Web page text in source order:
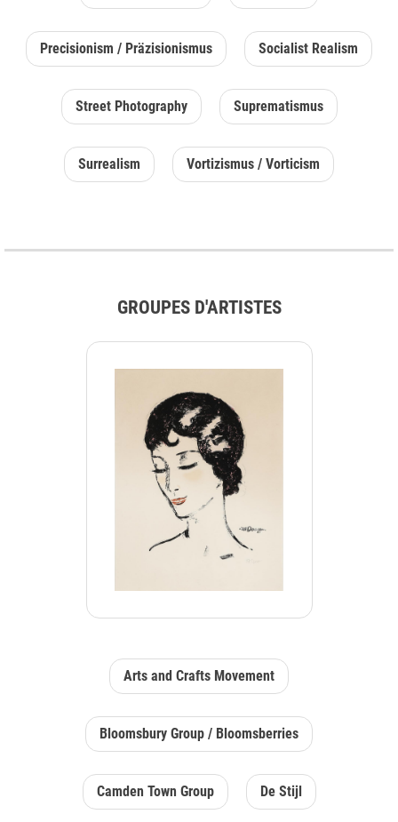
Precisionism / Präzisionismus Socialist Realism
Street Photography Suprematismus
Surrealism Vortizismus / Vorticism
GROUPES D'ARTISTES
Arts and Crafts Movement
Bloomsbury Group / Bloomsberries
Camden Town Group De Stijl